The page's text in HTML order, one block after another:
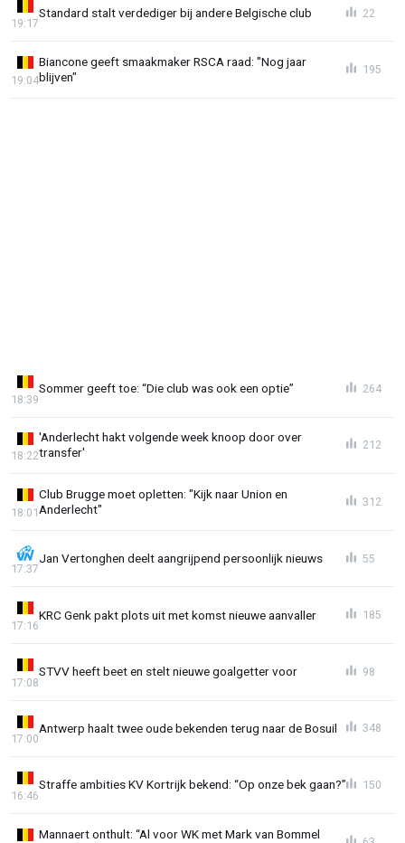
Standard stalt verdediger bij andere Belgische club
19:17
22
Biancone geeft smaakmaker RSCA raad: "Nog jaar
blijven"
19:04
195
Sommer geeft toe: “Die club was ook een optie”
18:39
264
'Anderlecht hakt volgende week knoop door over
transfer'
18:22
212
Club Brugge moet opletten: "Kijk naar Union en
Anderlecht"
18:01
312
Jan Vertonghen deelt aangrijpend persoonlijk nieuws
17:37
55
KRC Genk pakt plots uit met komst nieuwe aanvaller
17:16
185
STVV heeft beet en stelt nieuwe goalgetter voor
17:08
98
Antwerp haalt twee oude bekenden terug naar de Bosuil
17:00
348
Straffe ambities KV Kortrijk bekend: “Op onze bek gaan?”
16:46
150
Mannaert onthult: “Al voor WK met Mark van Bommel